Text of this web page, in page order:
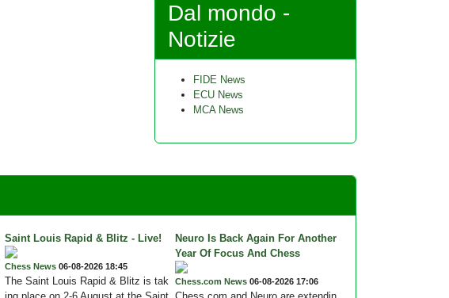
Dal mondo -
Notizie
FIDE News
ECU News
MCA News
Saint Louis Rapid & Blitz - Live!
Chess News 06-08-2026 18:45
The Saint Louis Rapid & Blitz is tak
Neuro Is Back Again For Another
Year Of Focus And Chess
Chess.com News 06-08-2026 17:06